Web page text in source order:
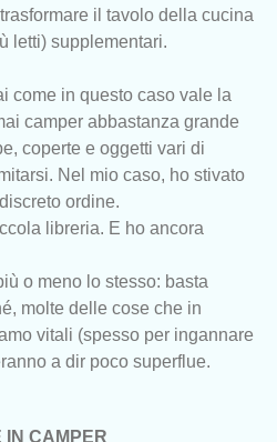
il tavolo della cucina
letti) supplementari.
come in questo caso vale la
camper abbastanza grande
coperte e oggetti vari di
Nel mio caso, ho stivato
ordine.
libreria. E ho ancora
o meno lo stesso: basta
molte delle cose che in
vitali (spesso per ingannare
a dir poco superflue.
IN CAMPER